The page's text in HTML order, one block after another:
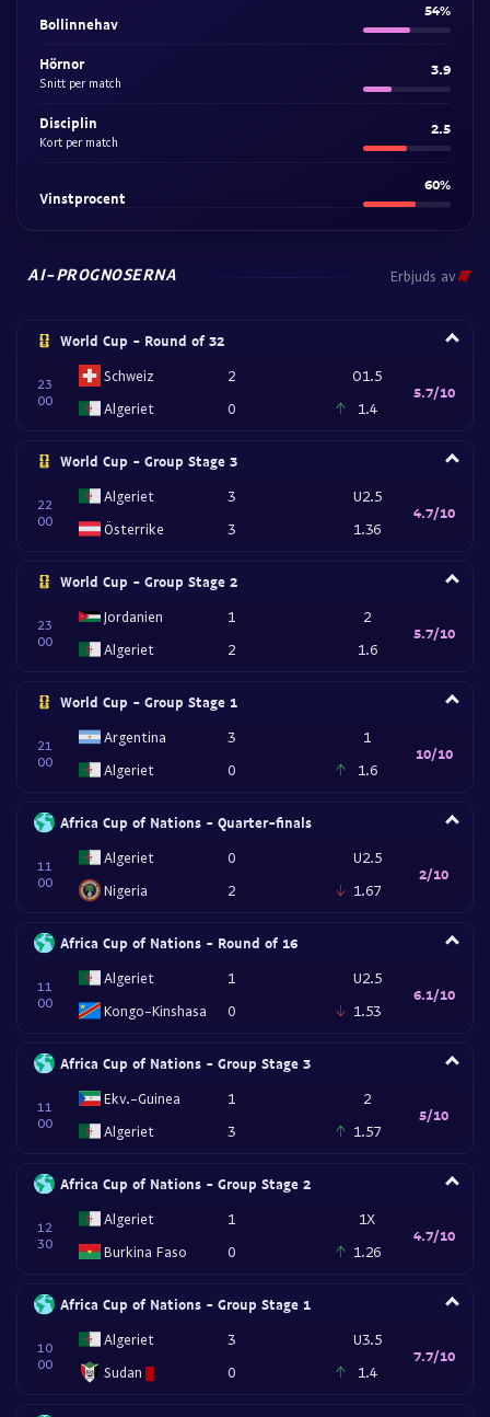
Bollinnehav
54%
Hörnor
Snitt per match
3.9
Disciplin
Kort per match
2.5
Vinstprocent
60%
AI-PROGNOSERNA Erbjuds av
World Cup - Round of 32
23
00
Schweiz
Algeriet
2
0
O1.5
1.4
5.7/10
World Cup - Group Stage 3
22
00
Algeriet
Österrike
3
3
U2.5
1.36
4.7/10
World Cup - Group Stage 2
23
00
Jordanien
Algeriet
1
2
2
1.6
5.7/10
World Cup - Group Stage 1
21
00
Argentina
Algeriet
3
0
1
1.6
10/10
Africa Cup of Nations - Quarter-finals
11
00
Algeriet
Nigeria
0
2
U2.5
1.67
2/10
Africa Cup of Nations - Round of 16
11
00
Algeriet
Kongo-Kinshasa
1
0
U2.5
1.53
6.1/10
Africa Cup of Nations - Group Stage 3
11
00
Ekv.-Guinea
Algeriet
1
3
2
1.57
5/10
Africa Cup of Nations - Group Stage 2
12
30
Algeriet
Burkina Faso
1
0
1X
1.26
4.7/10
Africa Cup of Nations - Group Stage 1
10
00
Algeriet
Sudan
3
0
U3.5
1.4
7.7/10